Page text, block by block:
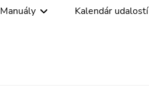
Manuály Kalendár udalostí